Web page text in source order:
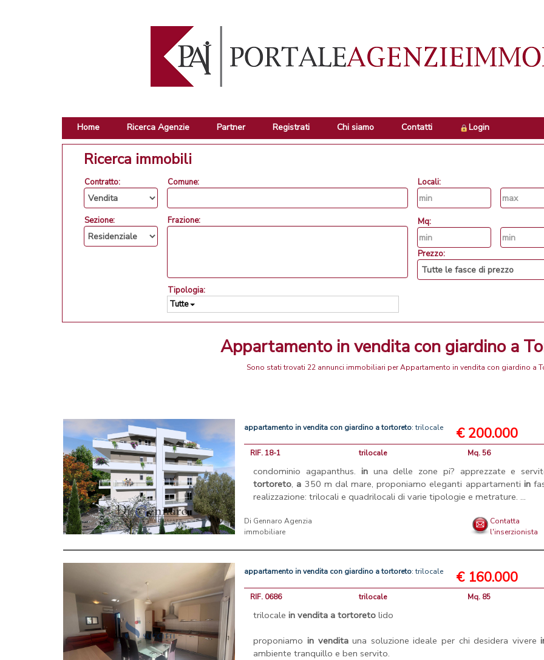
Home Ricerca Agenzie Partner Registrati Chi siamo Contatti Login
Ricerca immobili
Contratto:
Sezione:
Comune:
Frazione:
Tipologia:
Tutte
Locali:
Mq:
Prezzo:
Appartamento in vendita con giardino a
Sono stati trovati 22 annunci immobiliari per Appartamento in vendita con giardino a
appartamento in vendita con giardino a tortoreto: trilocale € 200.000
RIF. 18-1 trilocale Mq. 56
condominio agapanthus. inuna delle zone pi? apprezzate e
tortoreto, a 350 m dal mare, proponiamo eleganti appartamenti in
realizzazione: trilocali e quadrilocali di varie tipologie e metrature. ...
Di Gennaro Agenzia
immobiliare
Contatta
l'inserzionista
appartamento in vendita con giardino a tortoreto: trilocale € 160.000
RIF. 0686 trilocale Mq. 85
trilocalein vendita a tortoreto lido
proponiamo in venditauna soluzione ideale per chi desidera vivere
ambiente tranquillo e ben servito.